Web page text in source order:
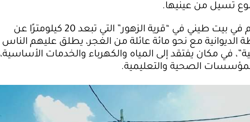
تسيل من عينيها.
تعيش أحلام في بيت طيني في “قرية الزهور” التي تبعد 20 كيلومترًا عن
الديوانية مع نحو مائة عائلة من الغجر، يطلق عليهم الناس
في مكان يفتقد إلى المياه والكهرباء والخدمات الأساسية،
الصحية والتعليمية.